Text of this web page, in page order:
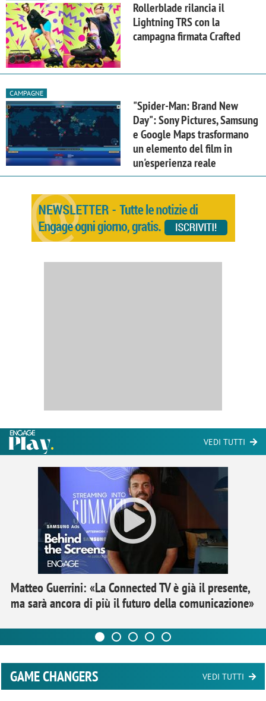
Rollerblade rilancia il
Lightning TRS con la
campagna firmata Crafted
CAMPAGNE
"Spider-Man: Brand New
Day": Sony Pictures, Samsung
e Google Maps trasformano
un elemento del film in
un'esperienza reale
VEDI TUTTI
Matteo Guerrini: «La Connected TV è già il presente,
ma sarà ancora di più il futuro della comunicazione»
GAME CHANGERS VEDI TUTTI